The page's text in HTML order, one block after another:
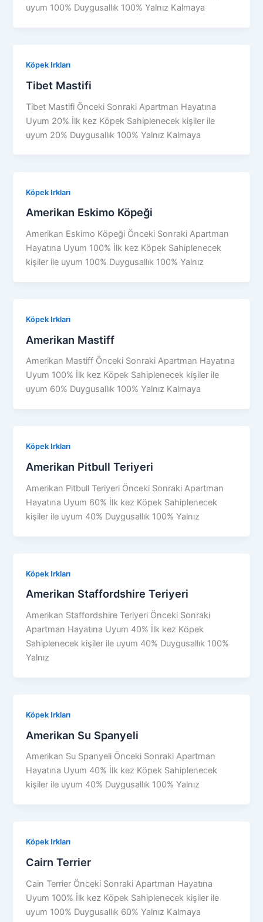
uyum 100% Duygusallık 100% Yalnız Kalmaya
Köpek Irkları
Tibet Mastifi
Tibet Mastifi Önceki Sonraki Apartman Hayatına
Uyum 20% İlk kez Köpek Sahiplenecek kişiler ile
uyum 20% Duygusallık 100% Yalnız Kalmaya
Köpek Irkları
Amerikan Eskimo Köpeği
Amerikan Eskimo Köpeği Önceki Sonraki Apartman
Hayatına Uyum 100% İlk kez Köpek Sahiplenecek
kişiler ile uyum 100% Duygusallık 100% Yalnız
Köpek Irkları
Amerikan Mastiff
Amerikan Mastiff Önceki Sonraki Apartman Hayatına
Uyum 100% İlk kez Köpek Sahiplenecek kişiler ile
uyum 60% Duygusallık 100% Yalnız Kalmaya
Köpek Irkları
Amerikan Pitbull Teriyeri
Amerikan Pitbull Teriyeri Önceki Sonraki Apartman
Hayatına Uyum 60% İlk kez Köpek Sahiplenecek
kişiler ile uyum 40% Duygusallık 100% Yalnız
Köpek Irkları
Amerikan Staffordshire Teriyeri
Amerikan Staffordshire Teriyeri Önceki Sonraki
Apartman Hayatına Uyum 40% İlk kez Köpek
Sahiplenecek kişiler ile uyum 40% Duygusallık 100%
Yalnız
Köpek Irkları
Amerikan Su Spanyeli
Amerikan Su Spanyeli Önceki Sonraki Apartman
Hayatına Uyum 40% İlk kez Köpek Sahiplenecek
kişiler ile uyum 40% Duygusallık 100% Yalnız
Köpek Irkları
Cairn Terrier
Cain Terrier Önceki Sonraki Apartman Hayatına
Uyum 100% İlk kez Köpek Sahiplenecek kişiler ile
uyum 100% Duygusallık 60% Yalnız Kalmaya